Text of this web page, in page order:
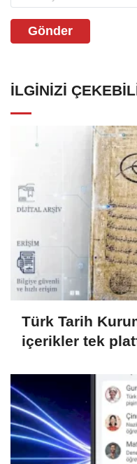
Gönder
İLGINIZI
Türk Tarih
içerikler tek